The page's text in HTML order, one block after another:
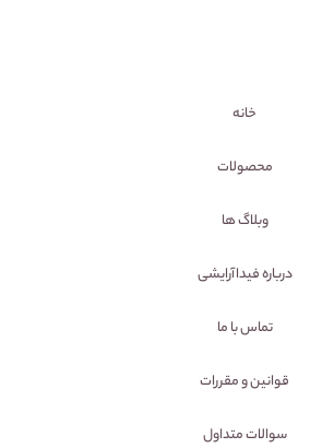
خانه
محصولات
وبلاگ ها
درباره فیداآرایشی
تماس با ما
قوانین و مقررات
سوالات متداول